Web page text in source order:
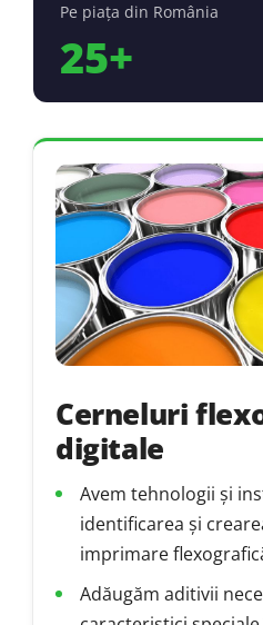
Pe piața din România
25+
Cerneluri
digitale
Avem tehnologii și
identificarea și
imprimare
Adăugăm aditivii